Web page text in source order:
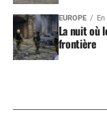
EUROPE
La nuit où
frontière